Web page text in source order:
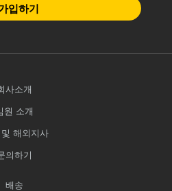
입하기
사소개
원 소개
해외지사
의하기
배송